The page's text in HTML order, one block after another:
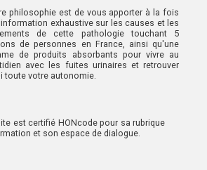
philosophie est de vous apporter à la fois
exhaustive sur les causes et les
de cette pathologie touchant 5
de personnes en France, ainsi qu'une
de produits absorbants pour vivre au
avec les fuites urinaires et retrouver
toute votre autonomie.
est certifié HONcode pour sa rubrique
et son espace de dialogue.